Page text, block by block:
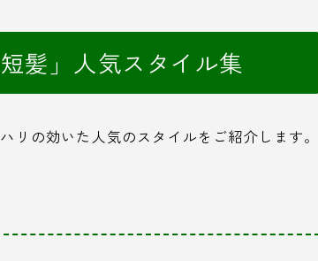
髪」人気スタイル集
リの効いた人気のスタイルをご紹介します。